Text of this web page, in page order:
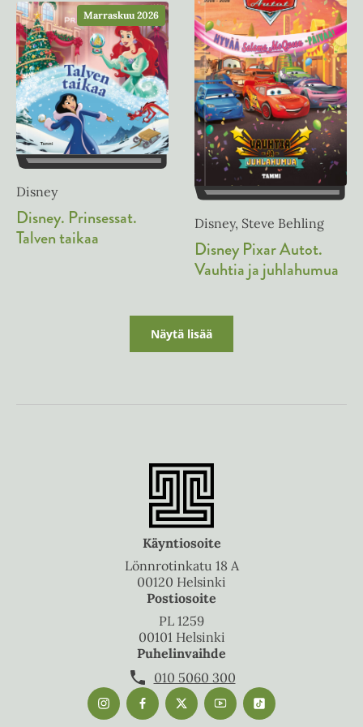
n
e
e
n
Marraskuu 2026
Disney
Disney. Prinsessat.
Talven taikaa
Disney, Steve Behling
Disney Pixar Autot.
Vauhtia ja juhlahumua
Näytä lisää
Käyntiosoite
Lönnrotinkatu 18 A
00120 Helsinki
Postiosoite
PL 1259
00101 Helsinki
Puhelinvaihde
010 5060 300